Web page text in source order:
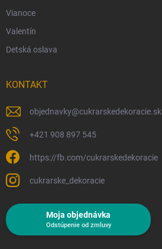
Vianoce
Valentín
Detská oslava
KONTAKT
objednavky@cukrarskedekoracie.sk
+421 908 897 545
https://fb.com/cukrarskedekoracie
cukrarske_dekoracie
Moja objednávka
Odstúpenie od zmluvy